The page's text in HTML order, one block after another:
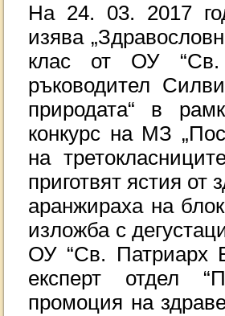
На 24. 03. 2017
изява
клас от ОУ “Св.
ръководител
природата“ в
конкурс на МЗ
на
приготвят ястия от
аранжираха на
изложба с
ОУ “Св. Патриарх
експерт отдел
промоция на